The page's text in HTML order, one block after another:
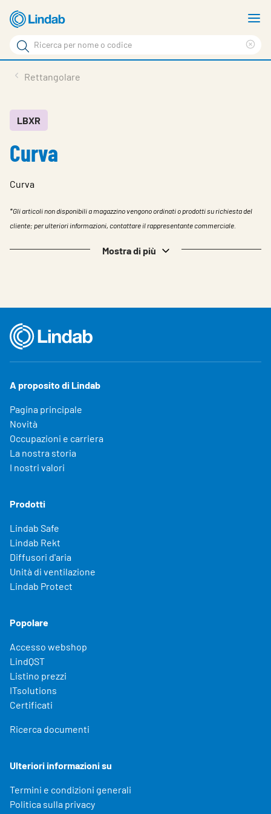
Log
visionare
Cerca
Cerca
Su Lindab
Su Tecnovent
Log in
Scegliere la lingua
Rettangolare
LBXR
Curva
Curva
*Gli articoli non disponibili a magazzino vengono ordinati o prodotti su richiesta del
cliente; per ulteriori informazioni, contattare il rappresentante commerciale.
Mostra di più
A proposito di Lindab
Pagina principale
Novità
Occupazioni e carriera
La nostra storia
I nostri valori
Prodotti
Lindab Safe
Lindab Rekt
Diffusori d'aria
Unità di ventilazione
Lindab Protect
Popolare
Accesso webshop
LindQST
Listino prezzi
ITsolutions
Certificati
Ricerca documenti
Ulteriori informazioni su
Termini e condizioni generali
Politica sulla privacy